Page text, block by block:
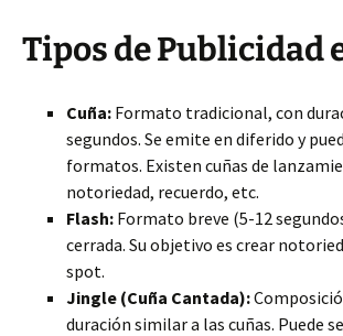
Tipos de Publicidad
Cuña: Formato tradicional, con
segundos. Se emite en diferido y
formatos. Existen cuñas de
notoriedad, recuerdo, etc.
Flash: Formato breve (5-12
cerrada. Su objetivo es crear
spot.
Jingle (Cuña Cantada):
duración similar a las cuñas. Puede